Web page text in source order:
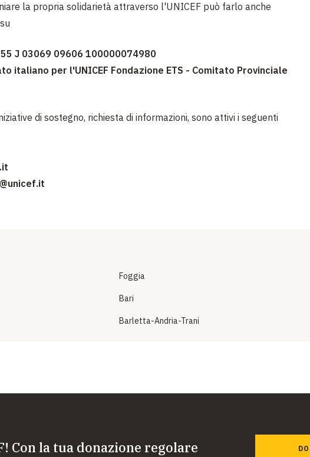
la propria solidarietà attraverso l'UNICEF può farlo anche
55 J 03069 09606 100000074980
italiano per l'UNICEF Fondazione ETS - Comitato Provinciale
di sostegno, richiesta di informazioni, sono attivi i seguenti
Foggia
Bari
Barletta-Andria-Trani
Con la tua donazione regolare